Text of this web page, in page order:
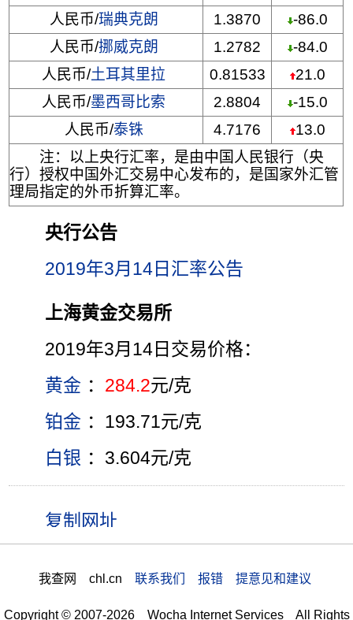
人民币/瑞典克朗 1.3870
-86.0
人民币/挪威克朗 1.2782
-84.0
人民币/土耳其里拉 0.81533
21.0
人民币/墨西哥比索 2.8804
-15.0
人民币/泰铢 4.7176
13.0
注：以上央行汇率，是由中国人民银行（央
行）授权中国外汇交易中心发布的，是国家外汇管
理局指定的外币折算汇率。
央行公告
2019年3月14日汇率公告
上海黄金交易所
2019年3月14日交易价格：
黄金 ： 284.2元/克
铂金 ：193.71元/克
白银 ：3.604元/克
我查网 chl.cn 联系我们 报错 提意见和建议
Copyright © 2007-2026 Wocha Internet Services All Rights